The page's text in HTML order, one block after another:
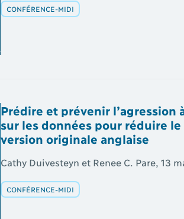
CONFÉRENCE-MIDI
Prédire et prévenir l’agression
sur les données pour réduire
version originale anglaise
Cathy Duivesteyn et Renee C. Pare, 13
CONFÉRENCE-MIDI